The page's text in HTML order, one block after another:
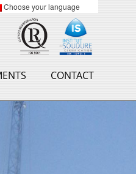
Choose your language
CONTACT